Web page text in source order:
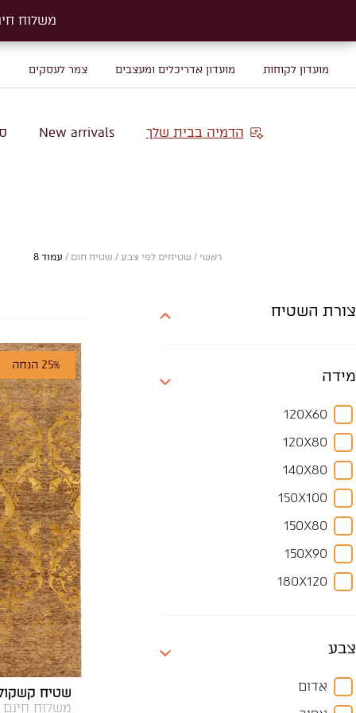
מועדון לקוחות מועדון אדריכלים ומעצבים צמר לעסקים
הדמיה בבית שלך New arrivals
ראשי / שטיחים לפי צבע / שטיח חום / עמוד 8
צורת השטיח
מידה
120X60
120X80
140X80
150X100
150X80
150X90
180X120
200X150
צבע
אדום
25% הנחה
שטיח קשקולי
משלוח חינם
משלוח חינם על
משלוח חינם על